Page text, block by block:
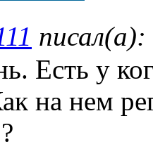
писал(а):
Есть у
на нем